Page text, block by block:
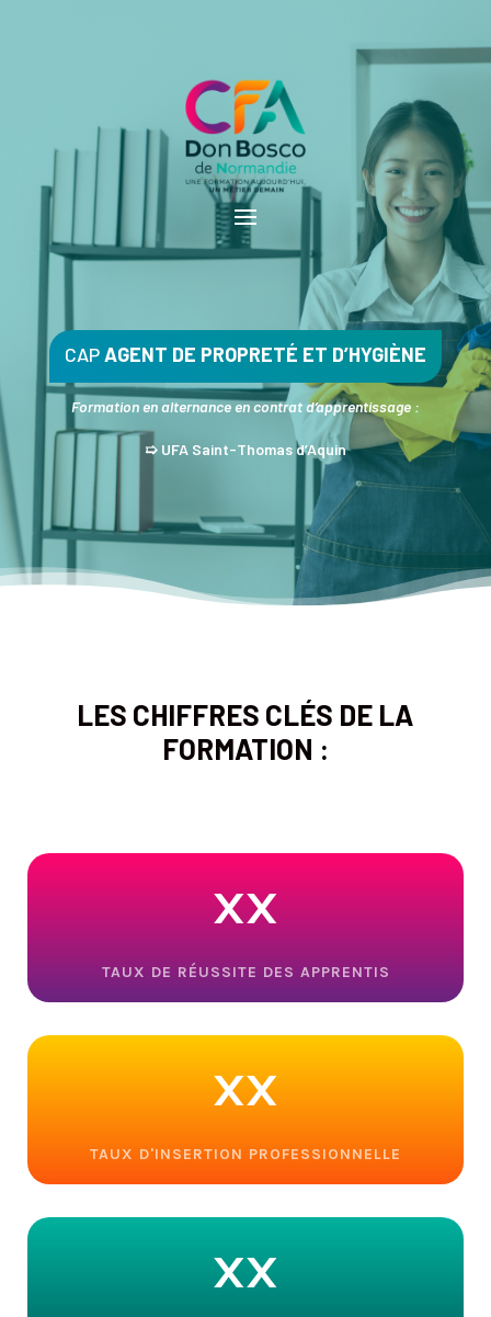
CAPAGENT DE PROPRETÉ ET D’HYGIÈNE
Formation en alternance en contrat d’apprentissage :
➯ UFA Saint-Thomas d’Aquin
LES CHIFFRES CLÉS DE LA
FORMATION :
xx
TAUX DE RÉUSSITE DES APPRENTIS
xx
TAUX D'INSERTION PROFESSIONNELLE
xx